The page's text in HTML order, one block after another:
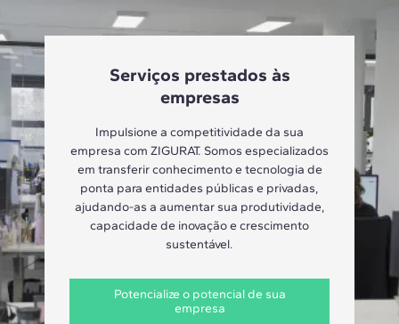
Serviços prestados às
empresas
Impulsione a competitividade da sua
empresa com ZIGURAT. Somos especializados
em transferir conhecimento e tecnologia de
ponta para entidades públicas e privadas,
ajudando-as a aumentar sua produtividade,
capacidade de inovação e crescimento
sustentável.
Potencialize o potencial de sua
empresa